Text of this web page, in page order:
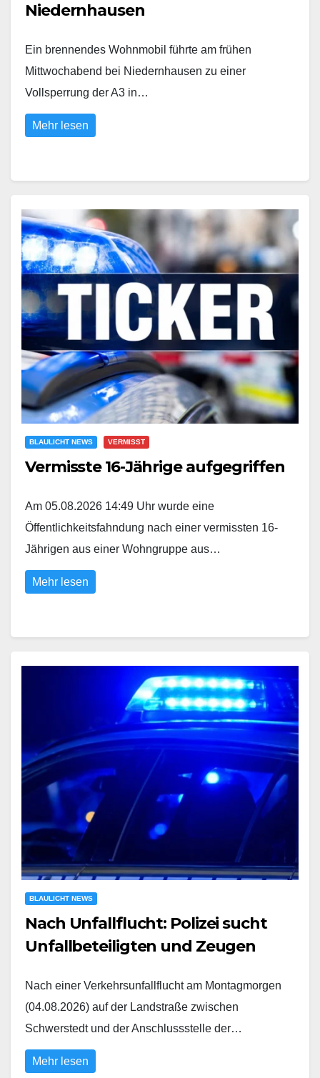
Niedernhausen
Ein brennendes Wohnmobil führte am frühen
Mittwochabend bei Niedernhausen zu einer
Vollsperrung der A3 in…
Mehr lesen
BLAULICHT NEWS VERMISST
Vermisste 16-Jährige aufgegriffen
Am 05.08.2026 14:49 Uhr wurde eine
Öffentlichkeitsfahndung nach einer vermissten 16-
Jährigen aus einer Wohngruppe aus…
Mehr lesen
BLAULICHT NEWS
Nach Unfallflucht: Polizei sucht
Unfallbeteiligten und Zeugen
Nach einer Verkehrsunfallflucht am Montagmorgen
(04.08.2026) auf der Landstraße zwischen
Schwerstedt und der Anschlussstelle der…
Mehr lesen